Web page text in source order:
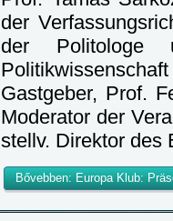
der
der Politologe
Gastgeber, Prof.
Moderator der
stellv. Direktor des
Bővebben: Europa Klub: